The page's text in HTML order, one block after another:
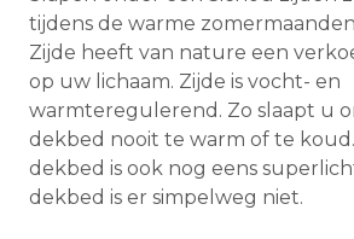
tijdens de warme
Zijde heeft van nature een
op uw lichaam. Zijde is vocht- en
warmteregulerend. Zo slaapt u
dekbed nooit te warm of te
dekbed is ook nog eens
dekbed is er simpelweg niet.